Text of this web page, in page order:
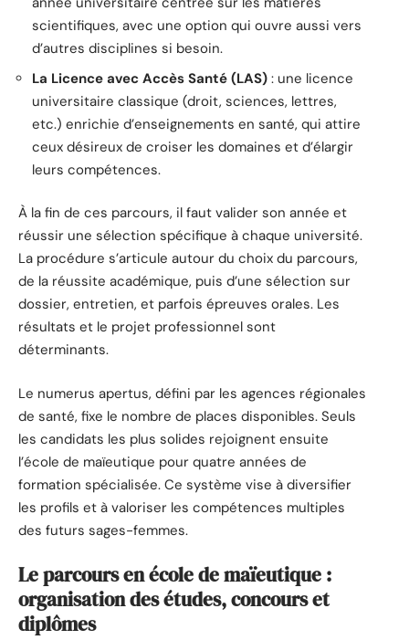
scientifiques, avec une option qui ouvre aussi vers
d’autres disciplines si besoin.
La Licence avec Accès Santé (LAS) : une licence
universitaire classique (droit, sciences, lettres,
etc.) enrichie d’enseignements en santé, qui attire
ceux désireux de croiser les domaines et d’élargir
leurs compétences.
À la fin de ces parcours, il faut valider son année et
réussir une sélection spécifique à chaque université.
La procédure s’articule autour du choix du parcours,
de la réussite académique, puis d’une sélection sur
dossier, entretien, et parfois épreuves orales. Les
résultats et le projet professionnel sont
déterminants.
Le numerus apertus, défini par les agences régionales
de santé, fixe le nombre de places disponibles. Seuls
les candidats les plus solides rejoignent ensuite
l’école de maïeutique pour quatre années de
formation spécialisée. Ce système vise à diversifier
les profils et à valoriser les compétences multiples
des futurs sages-femmes.
Le parcours en école de maïeutique :
organisation des études, concours et
diplômes